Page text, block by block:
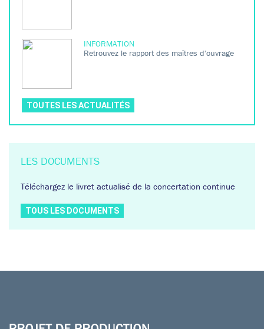
INFORMATION
Retrouvez le rapport des maîtres d'ouvrage
TOUTES LES ACTUALITÉS
LES DOCUMENTS
Téléchargez le livret actualisé de la concertation continue
TOUS LES DOCUMENTS